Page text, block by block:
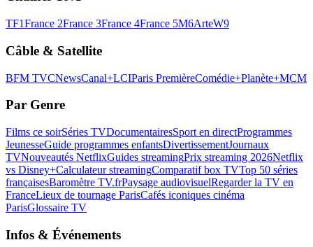
TF1France 2France 3France 4France 5M6ArteW9
Câble & Satellite
BFM TVCNewsCanal+LCIParis PremièreComédie+Planète+MCM
Par Genre
Films ce soirSéries TVDocumentairesSport en directProgrammes
JeunesseGuide programmes enfantsDivertissementJournaux
TVNouveautés NetflixGuides streamingPrix streaming 2026Netflix
vs Disney+Calculateur streamingComparatif box TVTop 50 séries
françaisesBaromètre TV.frPaysage audiovisuelRegarder la TV en
FranceLieux de tournage ParisCafés iconiques cinéma
ParisGlossaire TV
Infos & Événements